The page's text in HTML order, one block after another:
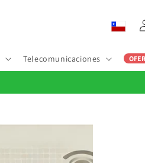
Telecomunicaciones